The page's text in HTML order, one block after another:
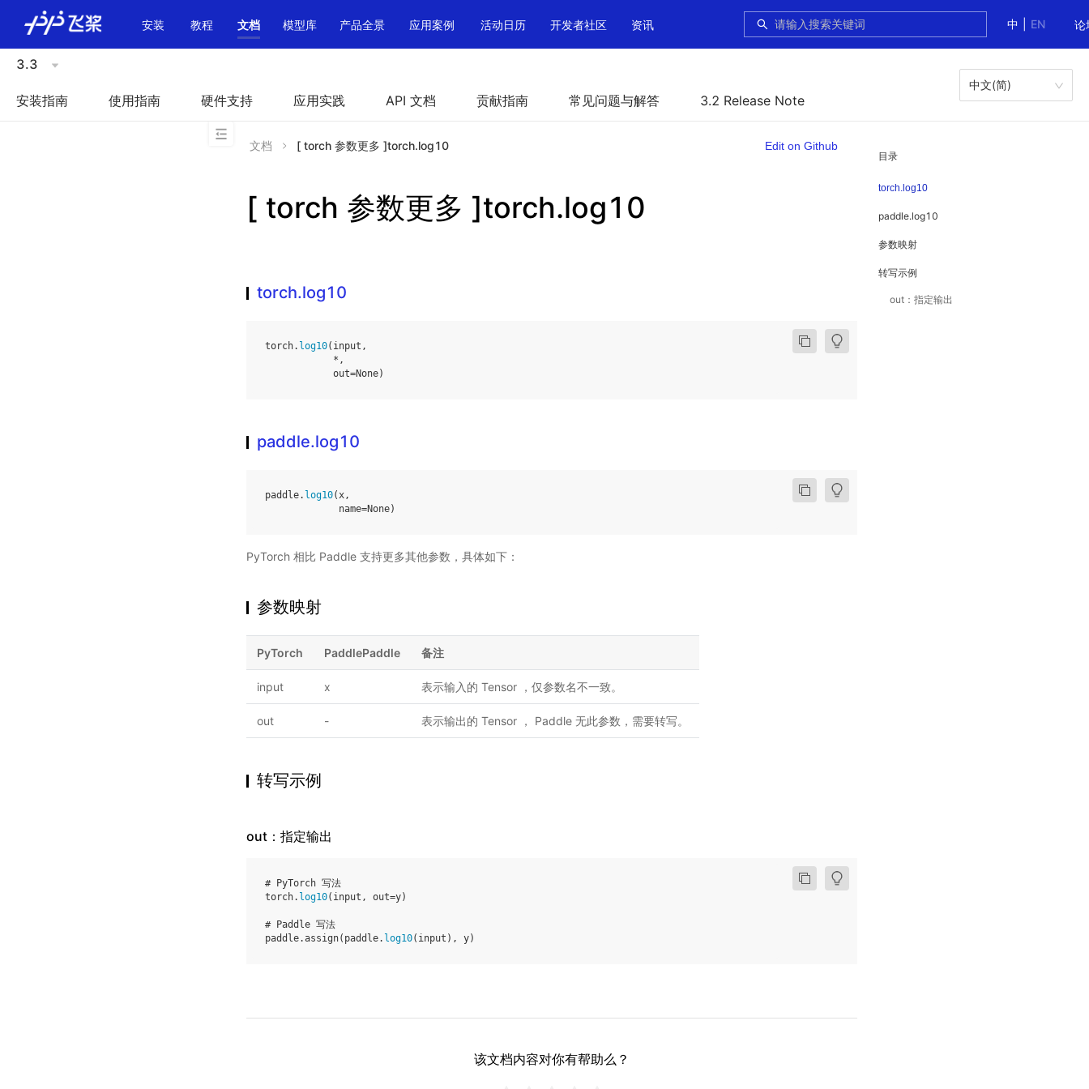
中
EN 论
安装 教程 文档 模型库 产品全景 应用案例 活动日历 开发者社区 资讯
3.3
安装指南 使用指南 硬件支持 应用实践 API 文档 贡献指南 常见问题与解答 3.2 Release Note
中文(简)
目录
torch.log10
paddle.log10
参数映射
转写示例
out：指定输出
文档 [ torch 参数更多 ]torch.log10 Edit on Github
[ torch 参数更多 ]torch.log10
torch.log10
torch. log10( input ,
* ,
out=None)
paddle.log10
paddle. log10(x,
name=None)
PyTorch 相比 Paddle 支持更多其他参数，具体如下：
参数映射
PyTorch PaddlePaddle 备注
input x 表示输入的 Tensor ，仅参数名不一致。
out - 表示输出的 Tensor ， Paddle 无此参数，需要转写。
转写示例
out：指定输出
# PyTorch 写法
torch. log10( input , out=y)
# Paddle 写法
paddle.assign( paddle. log10( input ), y)
该文档内容对你有帮助么？